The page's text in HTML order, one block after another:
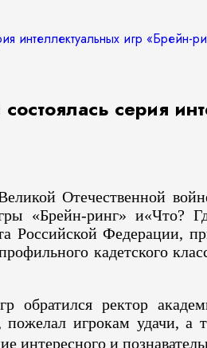
интеллектуальных игр «Брейн-
серия
Отечественной
«Брейн-ринг» и«Что?
Российской Федерации,
кадетского
обратился ректор
игрокам удачи, а
интересного и